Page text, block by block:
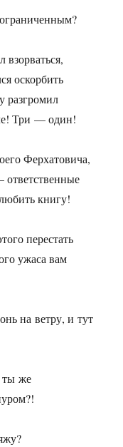
оскорбить
разгромил
Три — один!
Ферхатовича,
книгу!
перестать
ужаса вам
на ветру, и тут
же